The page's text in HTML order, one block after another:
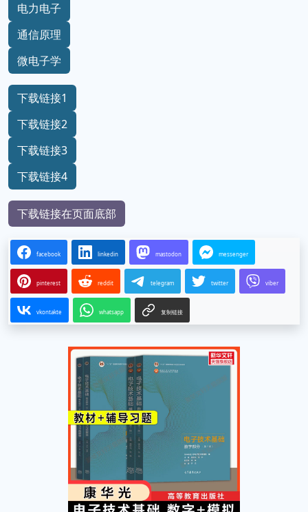
电力电子
通信原理
微电子学
下载链接1
下载链接2
下载链接3
下载链接4
下载链接在页面底部
facebook linkedin mastodon messenger
pinterest reddit telegram twitter viber
vkontakte whatsapp 复制链接